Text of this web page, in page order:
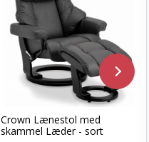
Crown Lænestol med
skammel Læder - sort